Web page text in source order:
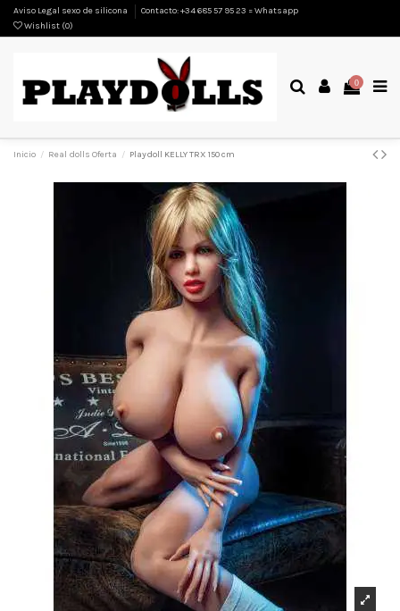
Aviso Legal sexo de silicona
Contacto: +34 685 57 95 23 = Whatsapp
Wishlist (0)
0
Inicio Real dolls Oferta Playdoll KELLY TRX 150 cm